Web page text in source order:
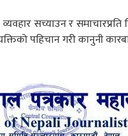
सच्याउन र
पहिचान गरी कानुनी